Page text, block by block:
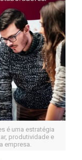
é uma estratégia
produtividade e
empresa.